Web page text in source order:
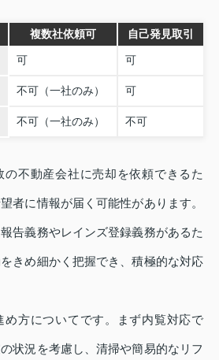
複数社依頼可 自己発見取引
可 可
不可（一社のみ） 可
不可（一社のみ） 不可
不動産会社に売却を依頼できるた
者に情報が届く可能性があります。
告義務やレインズ登録義務があるた
きめ細かく把握でき、積極的な対応
め方についてです。まず内覧対応で
状況を考慮し、清掃や簡易的なリフ